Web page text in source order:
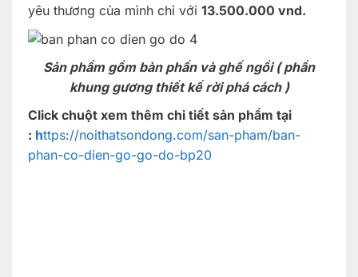
yêu thương của mình chỉ với 13.500.000 vnd.
Sản phẩm gồm bàn phấn và ghế ngồi ( phần
khung gương thiết kế rời phá cách )
Click chuột xem thêm chi tiết sản phẩm tại
: https://noithatsondong.com/san-pham/ban-
phan-co-dien-go-go-do-bp20